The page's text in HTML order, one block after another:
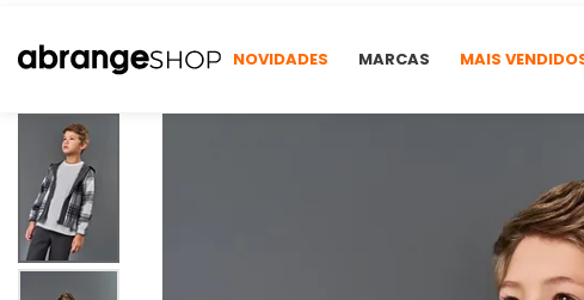
NOVIDADES MARCAS MAIS